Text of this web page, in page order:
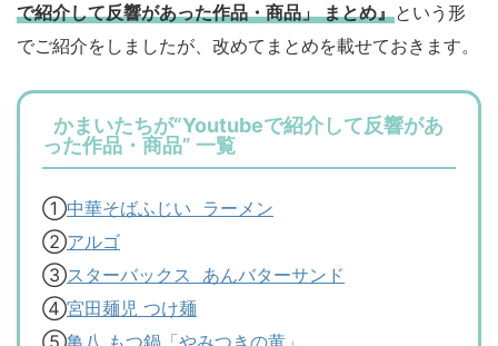
で紹介して反響があった作品・商品」 まとめ』という形
でご紹介をしましたが、改めてまとめを載せておきます。
かまいたちが“Youtubeで紹介して反響があ
った作品・商品” 一覧
①中華そばふじい ラーメン
②アルゴ
③スターバックス あんバターサンド
④宮田麺児 つけ麺